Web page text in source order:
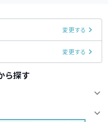
変更する
変更する
ら探す